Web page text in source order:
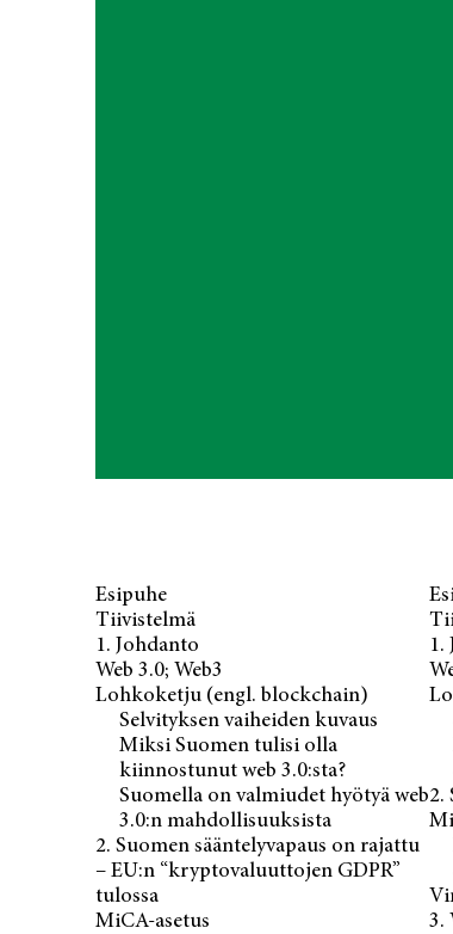
Esipuhe
Tiivistelmä
1. Johdanto
Web 3.0; Web3
Lohkoketju (engl. blockchain)
Selvityksen vaiheiden kuvaus
Miksi Suomen tulisi olla
kiinnostunut web 3.0:sta?
Suomella on valmiudet hyötyä web
3.0:n mahdollisuuksista
2. Suomen sääntelyvapaus on rajattu
– EU:n “kryptovaluuttojen GDPR”
tulossa
MiCA-asetus
1.
2.
3.